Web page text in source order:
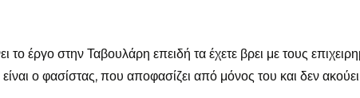
το έργο στην Ταβουλάρη επειδή τα έχετε βρει με τους
ο φασίστας, που αποφασίζει από μόνος του και δεν